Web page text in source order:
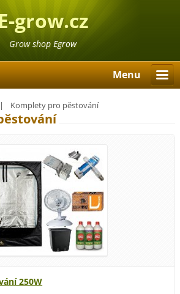
grow.cz
Grow shop Egrow
Menu
| Komplety pro pěstování
250W